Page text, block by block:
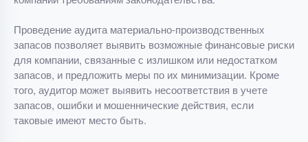
Проведение аудита материально-производственных
запасов позволяет выявить возможные финансовые риски
для компании, связанные с излишком или недостатком
запасов, и предложить меры по их минимизации. Кроме
того, аудитор может выявить несоответствия в учете
запасов, ошибки и мошеннические действия, если
таковые имеют место быть.